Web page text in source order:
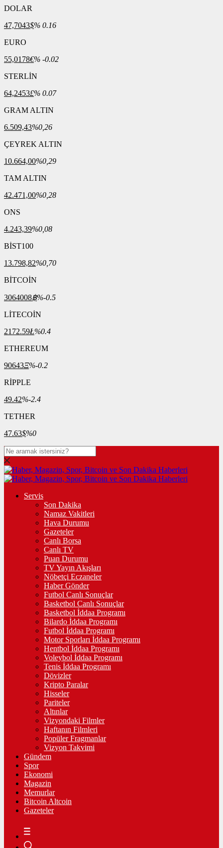
DOLAR
47,7043$% 0.16
EURO
55,0178€% -0.02
STERLİN
64,2453£% 0.07
GRAM ALTIN
6.509,43%0,26
ÇEYREK ALTIN
10.664,00%0,29
TAM ALTIN
42.471,00%0,28
ONS
4.243,39%0,08
BİST100
13.798,82%0,70
BİTCOİN
3064008฿%-0.5
LİTECOİN
2172.59Ł%0.4
ETHEREUM
90643Ξ%-0.2
RİPPLE
49.42%-2.4
TETHER
47.63$%0
Servis
Son Dakika
Namaz Vakitleri
Hava Durumu
Gazeteler
Canlı Borsa
Canlı TV
Puan Durumu
TV Yayın Akışları
Nöbetçi Eczaneler
Haber Gönder
Futbol Canlı Sonuçlar
Basketbol Canlı Sonuçlar
Basketbol İddaa Programı
Bilardo İddaa Programı
Futbol İddaa Programı
Motor Sporları İddaa Programı
Hentbol İddaa Programı
Voleybol İddaa Programı
Tenis İddaa Programı
Dövizler
Kripto Paralar
Hisseler
Pariteler
Altınlar
Vizyondaki Filmler
Haftanın Filmleri
Popüler Fragmanlar
Vizyon Takvimi
Gündem
Spor
Ekonomi
Magazin
Memurlar
Bitcoin Altcoin
Gazeteler